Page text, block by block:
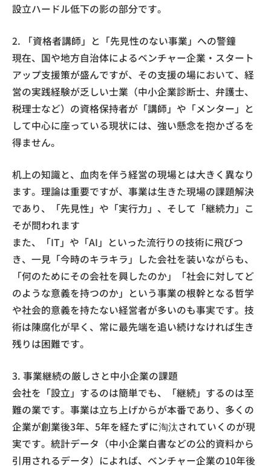
設立ハードル低下の影の部分です。
2. 「資格者講師」と「先見性のない事業」への警鐘
現在、国や地方自治体によるベンチャー企業・スタート
アップ支援策が盛んですが、その支援の場において、経
営の実践経験が乏しい士業（中小企業診断士、弁護士、
税理士など）の資格保持者が「講師」や「メンター」と
して中心に座っている現状には、強い懸念を抱かざるを
得ません。
机上の知識と、血肉を伴う経営の現場とは大きく異なり
ます。理論は重要ですが、事業は生きた現場の課題解決
であり、「先見性」や「実行力」、そして「継続力」こ
そが問われます
また、「IT」や「AI」といった流行りの技術に飛びつ
き、一見「今時のキラキラ」した会社を装いながらも、
「何のためにその会社を興したのか」「社会に対してど
のような意義を持つのか」という事業の根幹となる哲学
や社会的意義を持たない経営者が多いのも事実です。技
術は陳腐化が早く、常に最先端を追い続けなければ生き
残りは困難です。
3. 事業継続の厳しさと中小企業の課題
会社を「設立」するのは簡単でも、「継続」するのは至
難の業です。事業は立ち上げからが本番であり、多くの
企業が創業後3年、5年を経たずに淘汰されていくのが現
実です。統計データ（中小企業白書などの公的資料から
引用されるデータ）によれば、ベンチャー企業の10年後